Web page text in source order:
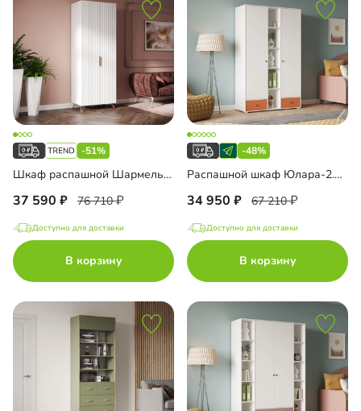
-51%
Шкаф распашной Шармель-2
37 590 76 710
Доступно для доставки
В корзину
-48%
Распашной шкаф Юлара-2.3Н
34 950 67 210
Доступно для доставки
В корзину